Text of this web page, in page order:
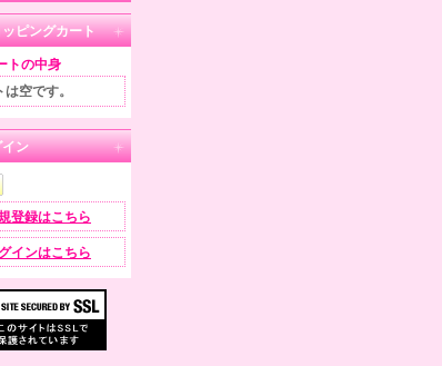
ピングカート
トの中身
は空です。
ン
登録はこちら
インはこちら